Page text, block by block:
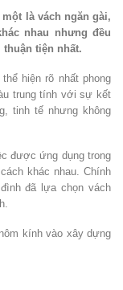
là vách ngăn gài,
nhau nhưng đều
tiện nhất.
hiện rõ nhất phong
trung tính với sự kết
tinh tế nhưng không
được ứng dụng trong
khác nhau. Chính
đã lựa chọn vách
kính vào xây dựng